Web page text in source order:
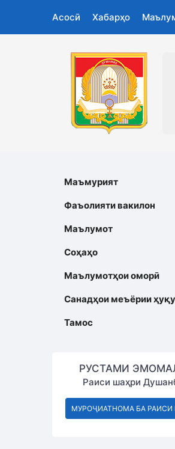
Асосӣ Хабарҳо
Маъмурият
Фаъолияти вакилон
Маълумот
Соҳаҳо
Маълумотҳои оморӣ
Санадҳои меъёрии
Тамос
РУСТАМИ
Раиси шаҳри
МУРОҶИАТНОМА БА РАИСИ